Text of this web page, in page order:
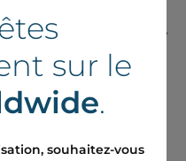
qu’une amélioration de
;
surface aquatique
faible qu’une surface
mieux calibrée
sur le
.
souhaitez-vous